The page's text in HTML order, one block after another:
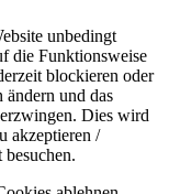
unbedingt
die Funktionsweise
blockieren oder
und das
Dies wird
akzeptieren /
besuchen.